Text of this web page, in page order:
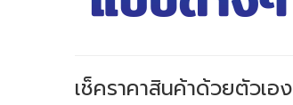
เช็คราคาสินค้าด้วยตัวเอง